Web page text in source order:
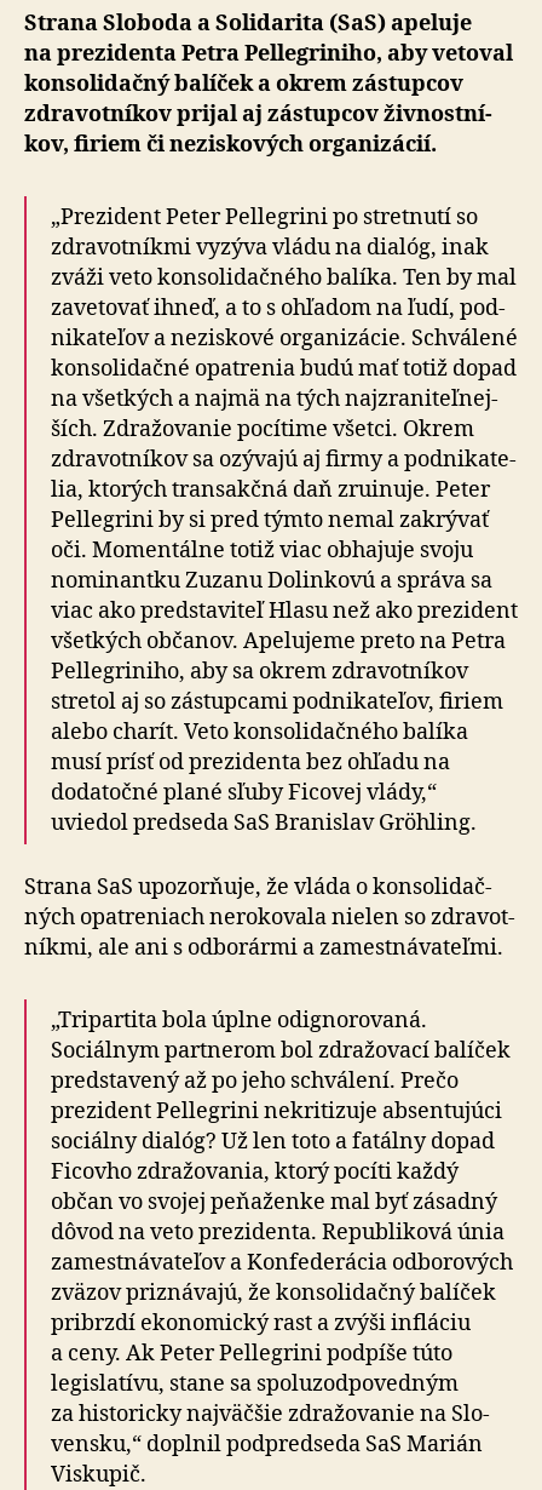
Strana Sloboda a Solidarita (SaS) apeluje
na pre­zi­denta Petra Pellegriniho, aby vetoval
kon­so­li­dačný balíček a okrem zástupcov
zdra­vot­ní­kov prijal aj zástupcov živ­nostní­
kov, firiem či ne­zisko­vých orga­ni­zá­cií.
„Prezident Peter Pellegrini po stretnutí so
zdravotníkmi vyzýva vládu na dialóg, inak
zváži veto kon­so­li­dač­ného balíka. Ten by mal
zavetovať ihneď, a to s ohľa­dom na ľudí, pod­
ni­ka­te­ľov a ne­ziskové orga­ni­zá­cie. Schválené
kon­so­li­dačné opatrenia budú mať totiž dopad
na všetkých a najmä na tých naj­zra­ni­teľ­nej­
ších. Zdra­žo­va­nie pocítime všetci. Okrem
zdravotníkov sa ozývajú aj firmy a pod­ni­ka­te­
lia, ktorých transakčná daň zruinuje. Peter
Pellegrini by si pred týmto nemal zakrývať
oči. Momentálne totiž viac obhajuje svoju
nominantku Zuzanu Dolinkovú a správa sa
viac ako predstaviteľ Hlasu než ako prezident
všetkých občanov. Apelujeme preto na Petra
Pellegriniho, aby sa okrem zdravotníkov
stretol aj so zástupcami podnikateľov, firiem
alebo charít. Veto konsolidačného balíka
musí prísť od prezidenta bez ohľadu na
dodatočné plané sľuby Ficovej vlády,“
uviedol predseda SaS Branislav Gröhling.
Strana SaS upozorňuje, že vláda o kon­so­li­dač­
ných opatre­niach ne­ro­ko­va­la nielen so zdra­vot­
níkmi, ale ani s od­bo­rármi a za­mestná­va­teľmi.
„Tripartita bola úplne odignorovaná.
Sociálnym partnerom bol zdražovací balíček
predstavený až po jeho schválení. Prečo
prezident Pellegrini nekritizuje absentujúci
sociálny dialóg? Už len toto a fa­tál­ny dopad
Ficovho zdražovania, ktorý pocíti každý
občan vo svojej peňaženke mal byť zásadný
dôvod na veto pre­zi­denta. Republiková únia
za­mestná­va­te­ľov a Kon­fe­de­rá­cia odborových
zväzov priznávajú, že kon­so­li­dačný balíček
pribrzdí eko­no­mický rast a zvýši in­flá­ciu
a ceny. Ak Peter Pellegrini pod­píše túto
legislatívu, stane sa spolu­zod­po­ved­ným
za hi­sto­ricky naj­väčšie zdra­žo­va­nie na Slo­
ven­sku,“ doplnil pod­pred­seda SaS Marián
Viskupič.